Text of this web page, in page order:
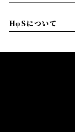
HφSについて